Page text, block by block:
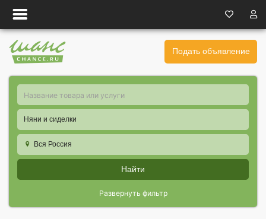
Подать объявление
Няни и сиделки
Вся Россия
Найти
Развернуть фильтр